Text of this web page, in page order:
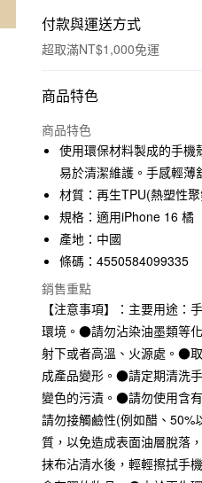
付款與運送方式
超取滿NT$1,000免運
付款方式
信用卡一次付款
信用卡分期付款
3 期 0 利率 每期NT$33
合作金庫商業銀行
華南商業銀行
上海商業儲蓄銀行
國泰世華商業銀行
臺灣中小企業銀行
匯豐（台灣）商業銀行
聯邦商業銀行
元大商業銀行
台新國際商業銀行
台灣樂天信用卡公司
超商取貨付款
LINE Pay
Apple Pay
街口支付
悠遊付
運送方式
全家取貨付款
每筆NT$65，滿NT$1,000(
商品特色
商品特色
使用環保材料製成的手
易於清潔維護。手感輕薄
材質：再生TPU(熱塑性
規格：適用iPhone 16 橘
產地：中國
條碼：4550584099335
銷售重點
【注意事項】：主要用途
環境。●請勿沾染油墨類等
射下或者高溫、火源處。●
成產品變形。●請定期清洗
變色的污漬。●請勿使用含
請勿接觸鹼性(例如醋、50%
質，以免造成表面油層脫落
抹布沾清水後，輕輕擦拭手